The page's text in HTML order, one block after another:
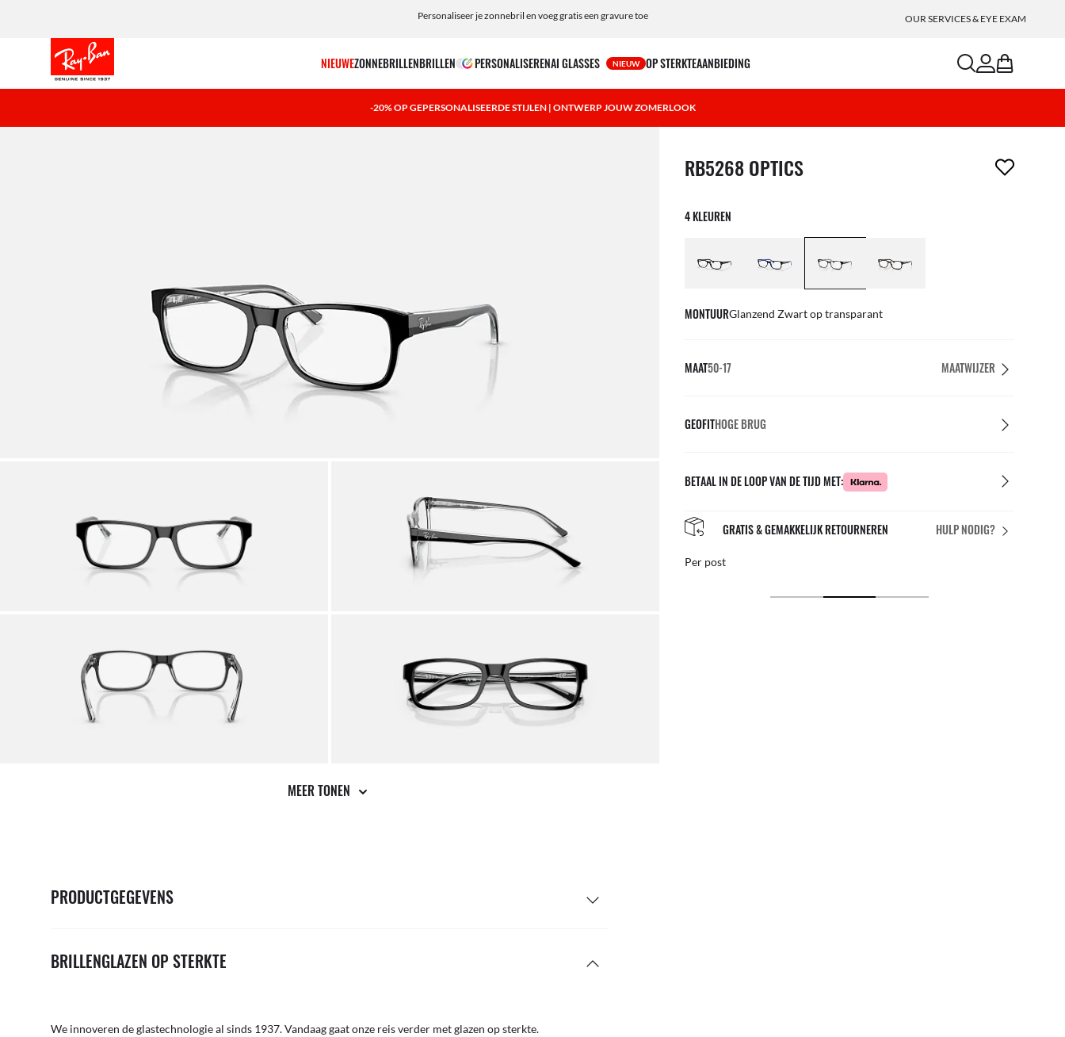
Personaliseer je zonnebril en voeg gratis een gravure toe OUR SERVICES & EYE EXAM
NIEUWEZONNEBRILLENBRILLEN PERSONALISERENAI GLASSES NIEUW OP STERKTEAANBIEDING searchaccount
bag
-20% OP GEPERSONALISEERDE STIJLEN | ONTWERP JOUW ZOMERLOOK
MEER TONEN
PRODUCTGEGEVENS
BRILLENGLAZEN OP STERKTE
We innoveren de glastechnologie al sinds 1937. Vandaag gaat onze reis verder met glazen op sterkte.
1 item is uit je verlanglijst verwijderd
RB5268 OPTICS
4 KLEUREN
MONTUURGlanzend Zwart op transparant
MAAT50-17 MAATWIJZER
GEOFITHOGE BRUG
BETAAL IN DE LOOP VAN DE TIJD MET:
HULP NODIG?
NAZORG IN DE WINKEL
Profiteer van ons team van experts
GRATIS & GEMAKKELIJK RETOURNEREN
Per post